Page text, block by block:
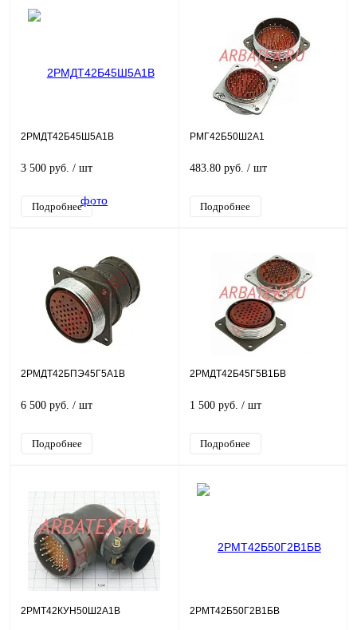
2РМДТ42Б45Ш5А1В
3 500 руб. / шт
Подробнее
РМГ42Б50Ш2А1
483.80 руб. / шт
Подробнее
2РМДТ42БПЭ45Г5А1В
6 500 руб. / шт
Подробнее
2РМДТ42Б45Г5В1БВ
1 500 руб. / шт
Подробнее
2РМТ42КУН50Ш2А1В 2РМТ42Б50Г2В1БВ